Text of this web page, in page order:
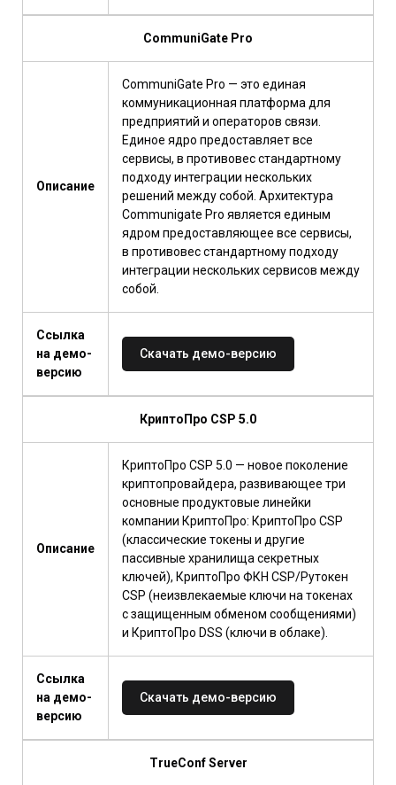
CommuniGate Pro
Описание
CommuniGate Pro — это единая
коммуникационная платформа для
предприятий и операторов связи.
Единое ядро предоставляет все
сервисы, в противовес стандартному
подходу интеграции нескольких
решений между собой. Архитектура
Communigate Pro является единым
ядром предоставляющее все сервисы,
в противовес стандартному подходу
интеграции нескольких сервисов между
собой.
Ссылка
на демо-
версию
Скачать демо-версию
КриптоПро CSP 5.0
Описание
КриптоПро CSP 5.0 — новое поколение
криптопровайдера, развивающее три
основные продуктовые линейки
компании КриптоПро: КриптоПро CSP
(классические токены и другие
пассивные хранилища секретных
ключей), КриптоПро ФКН CSP/Рутокен
CSP (неизвлекаемыe ключи на токенах
с защищенным обменом сообщениями)
и КриптоПро DSS (ключи в облаке).
Ссылка
на демо-
версию
Скачать демо-версию
TrueConf Server